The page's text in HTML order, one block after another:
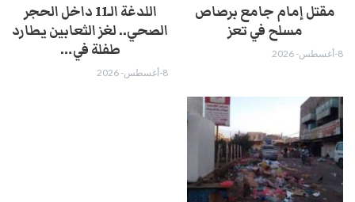
مقتل إمام جامع برصاص
مسلح في تعز
8-أغسطس- 2026
اللدغة الـ11 داخل الحجر
الصحي.. لغز الثعابين يطارد
طفلة في…
8-أغسطس- 2026